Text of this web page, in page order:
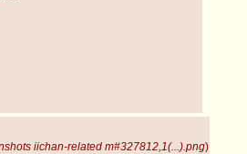
iichan-related m#327812,1(...).png)